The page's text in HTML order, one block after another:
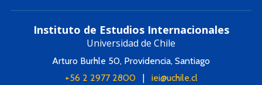
Instituto de Estudios Internacionales
Universidad de Chile
Arturo Burhle 50, Providencia, Santiago
+56 2 2977 2800| iei@uchile.cl